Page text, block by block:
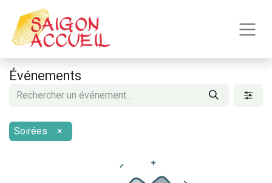
Événements
Soirées ×